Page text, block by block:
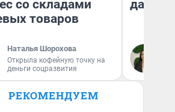
со складами
товаров
Наталья Шорохова
Открыла кофейную точку на
деньги соцразвития
даже
РЕКОМЕНДУЕМ